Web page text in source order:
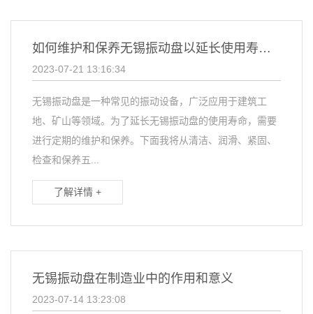
如何维护和保养无锡振动盘以延长使用寿命？
2023-07-21 13:16:34
无锡振动盘是一种常见的振动设备，广泛应用于建筑工
地、矿山等领域。为了延长无锡振动盘的使用寿命，需要
进行定期的维护和保养。下面我将从清洁、润滑、紧固、
检查和保养五...
了解详情 +
无锡振动盘在制造业中的作用和意义
2023-07-14 13:23:08